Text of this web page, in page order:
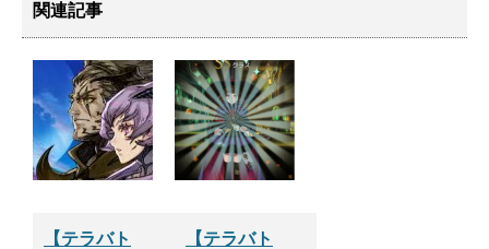
関連記事
【テラバト
【テラバト